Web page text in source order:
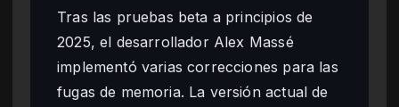
Tras las pruebas beta a principios de
2025, el desarrollador Alex Massé
implementó varias correcciones para las
fugas de memoria. La versión actual de